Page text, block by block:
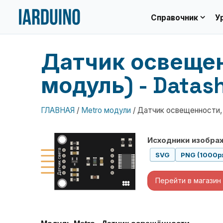
Справочникexpand_more
Датчик
модуль) -
ГЛАВНАЯ / Metro модули / Датчик
Исходники
SVG PNG
Перейти в магазин